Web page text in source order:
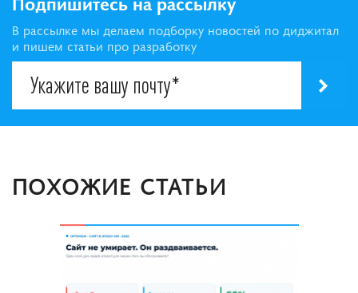
В рассылке мы делаем подборку новостей по диджитал
и пишем статьи про разработку
ПОХОЖИЕ СТАТЬИ